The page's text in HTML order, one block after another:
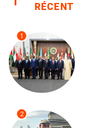
RÉCENT
1
2